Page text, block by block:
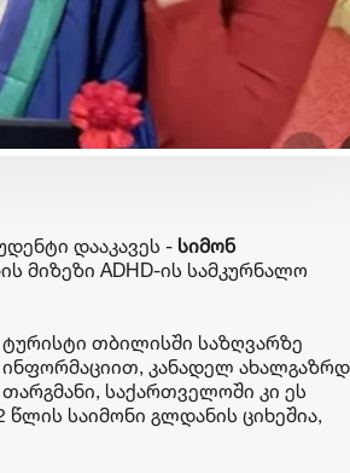
დააკავეს - სიმონ
მიზეზი ADHD-ის სამკურნალო
თბილისში საზღვარზე
ინფორმაციით, კანადელ
საქართველოში კი ეს
საიმონი გლდანის ციხეშია,
ჯაჭვში“
ჩაერთო
ბიზნესი & ეკონომიკა
საქართველოს
და მდგრადობის
ხელმძღვანელმა,
ოსაძემ Partnership
პერსპექტივებზე